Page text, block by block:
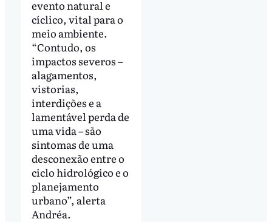
evento natural e
cíclico, vital para o
meio ambiente.
“Contudo, os
impactos severos –
alagamentos,
vistorias,
interdições e a
lamentável perda de
uma vida – são
sintomas de uma
desconexão entre o
ciclo hidrológico e o
planejamento
urbano”, alerta
Andréa.